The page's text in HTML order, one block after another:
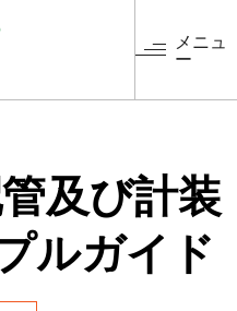
メニュ
ー
及び計装
ルガイド